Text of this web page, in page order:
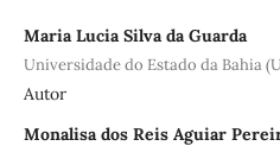
Maria Lucia Silva da Guarda
Universidade do Estado da Bahia
Autor
Monalisa dos Reis Aguiar